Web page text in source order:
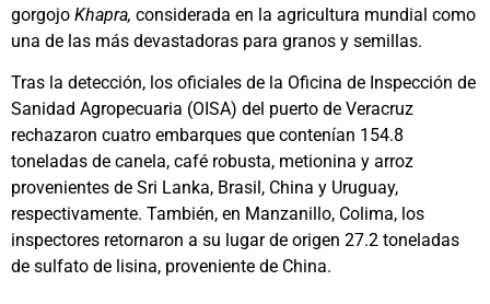
gorgojo Khapra, considerada en la agricultura mundial como
una de las más devastadoras para granos y semillas.
Tras la detección, los oficiales de la Oficina de Inspección de
Sanidad Agropecuaria (OISA) del puerto de Veracruz
rechazaron cuatro embarques que contenían 154.8
toneladas de canela, café robusta, metionina y arroz
provenientes de Sri Lanka, Brasil, China y Uruguay,
respectivamente. También, en Manzanillo, Colima, los
inspectores retornaron a su lugar de origen 27.2 toneladas
de sulfato de lisina, proveniente de China.